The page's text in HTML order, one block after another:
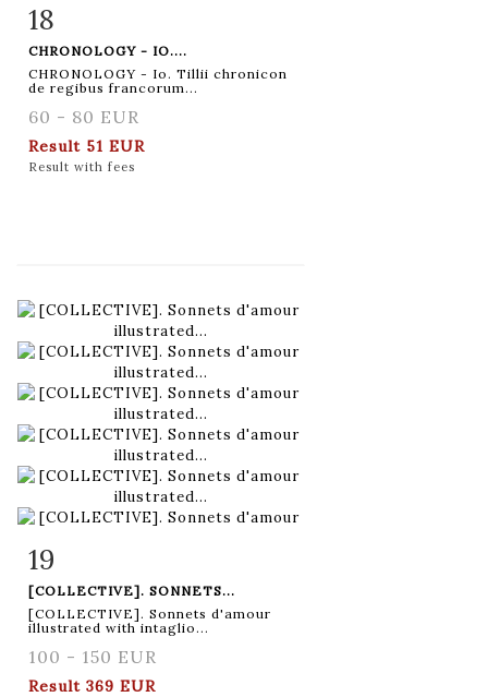
Item detail
18
CHRONOLOGY - IO....
CHRONOLOGY - Io. Tillii chronicon
de regibus francorum...
60 - 80 EUR
Result 51 EUR
Result with fees
Item detail
19
[COLLECTIVE]. SONNETS...
[COLLECTIVE]. Sonnets d'amour
illustrated with intaglio...
100 - 150 EUR
Result 369 EUR